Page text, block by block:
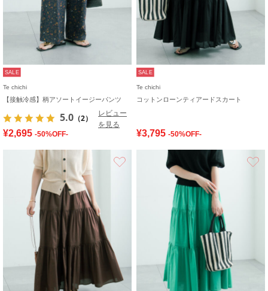
SALE
Te chichi
【接触冷感】柄アソートイージーパンツ
5.0 （2）
レビュー
を見る
¥2,695 -50%OFF-
SALE
Te chichi
コットンローンティアードスカート
¥3,795 -50%OFF-
お気に入り